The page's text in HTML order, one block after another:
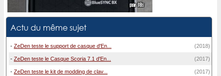
Actu du même sujet
- ZeDen teste le support de casque d'En... (2018)
- ZeDen teste le Casque Scoria 7.1 d'En... (2017)
- ZeDen teste le kit de modding de clav... (2017)